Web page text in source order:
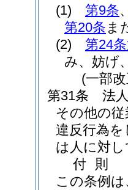
(1)
第9条
第20条 ま
(2)
第24
み、妨げ
(一部
第31条
法
その他の
違反行為
は人に対
付 則
この条例